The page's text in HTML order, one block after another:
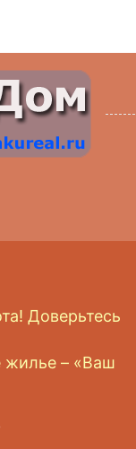
Доверьтесь
жилье – «Ваш